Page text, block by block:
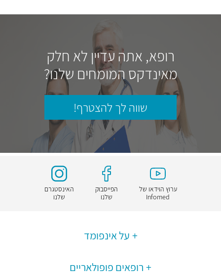
רופא, אתה עדיין לא חלק
מאינדקס המומחים שלנו?
שווה לך להצטרף!
ערוץ הוידאו של
Infomed
הפייסבוק
שלנו
האינסטגרם
שלנו
על אינפומד
רופאים פופולאריים